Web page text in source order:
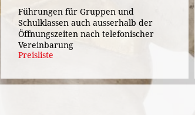
Führungen für Gruppen und
Schulklassen auch ausserhalb der
Öffnungszeiten nach telefonischer
Vereinbarung
Preisliste